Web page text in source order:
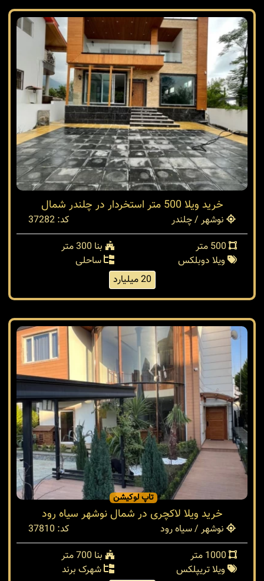
خرید ویلا 500 متر استخردار در چلندر شمال
نوشهر / چلندر
کد: 37282
بنا 300 متر
ویلا دوبلکس
ساحلی
20 میلیارد
تاپ لوکیشن
خرید ویلا لاکچری در شمال نوشهر سیاه رود
نوشهر / سیاه رود
کد: 37810
بنا 700 متر
ویلا تریپلکس
شهرک برند